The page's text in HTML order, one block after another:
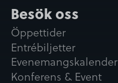
Besök oss
Öppettider
Entrébiljetter
Evenemangskalender
Konferens & Event